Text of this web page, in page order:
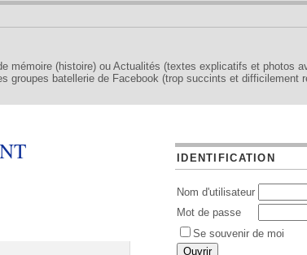
mémoire (histoire) ou Actualités (textes explicatifs et photos
batellerie de Facebook (trop succints et
IDENTIFICATION
Nom d'utilisateur
Mot de passe
Se souvenir de moi